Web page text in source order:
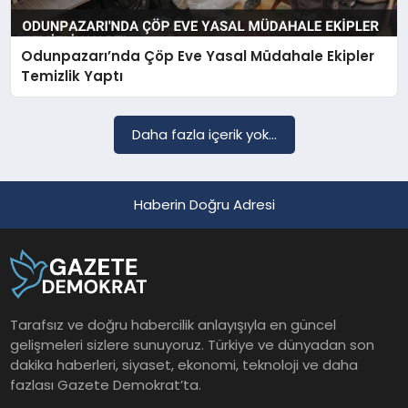
SAĞLIK
YAŞAM
Odunpazarı’nda Çöp Eve Yasal Müdahale Ekipler
Temizlik Yaptı
Daha fazla içerik yok...
Haberin Doğru Adresi
Tarafsız ve doğru habercilik anlayışıyla en güncel
gelişmeleri sizlere sunuyoruz. Türkiye ve dünyadan son
dakika haberleri, siyaset, ekonomi, teknoloji ve daha
fazlası Gazete Demokrat’ta.